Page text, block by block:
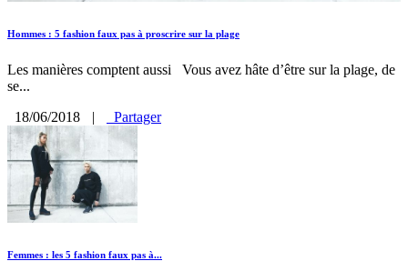
Hommes : 5 fashion faux pas à proscrire sur la plage
Les manières comptent aussi Vous avez hâte d’être sur la plage, de
se...
18/06/2018
| Partager
Femmes : les 5 fashion faux pas à...